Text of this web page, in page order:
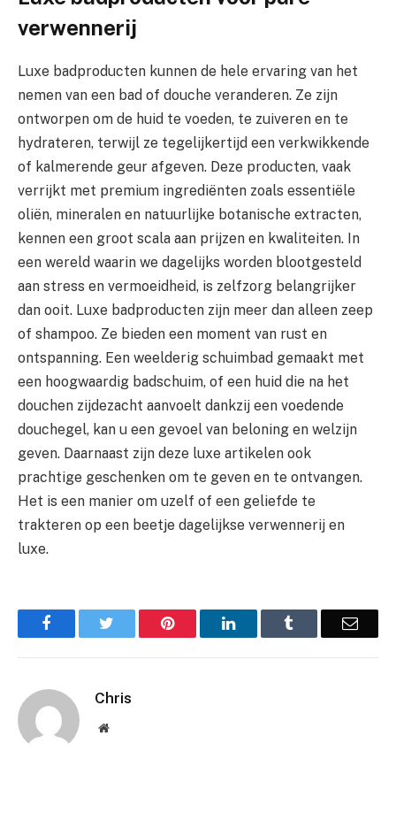
verwennerij
Luxe badproducten kunnen de hele ervaring van het
nemen van een bad of douche veranderen. Ze zijn
ontworpen om de huid te voeden, te zuiveren en te
hydrateren, terwijl ze tegelijkertijd een verkwikkende
of kalmerende geur afgeven. Deze producten, vaak
verrijkt met premium ingrediënten zoals essentiële
oliën, mineralen en natuurlijke botanische extracten,
kennen een groot scala aan prijzen en kwaliteiten. In
een wereld waarin we dagelijks worden blootgesteld
aan stress en vermoeidheid, is zelfzorg belangrijker
dan ooit. Luxe badproducten zijn meer dan alleen zeep
of shampoo. Ze bieden een moment van rust en
ontspanning. Een weelderig schuimbad gemaakt met
een hoogwaardig badschuim, of een huid die na het
douchen zijdezacht aanvoelt dankzij een voedende
douchegel, kan u een gevoel van beloning en welzijn
geven. Daarnaast zijn deze luxe artikelen ook
prachtige geschenken om te geven en te ontvangen.
Het is een manier om uzelf of een geliefde te
trakteren op een beetje dagelijkse verwennerij en
luxe.
Facebook Pinterest LinkedIn Email
Chris
Website